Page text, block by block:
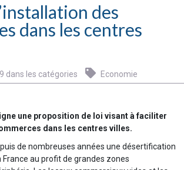
des
dans les centres
dans les catégories Economie
une proposition de loi visant à faciliter
dans les centres villes.
de nombreuses années une désertification
France au profit de grandes zones